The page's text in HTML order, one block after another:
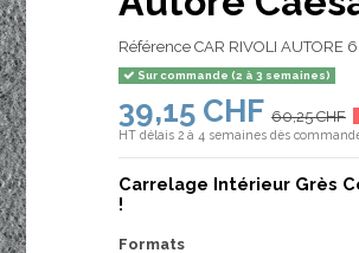
Référence CAR RIVOLI AUTORE
Sur commande (2 à 3 semaines)
39,15 CHF 60,25 CHF
HTdélais 2 à 4 semaines dès
Carrelage Intérieur Grès
!
Formats